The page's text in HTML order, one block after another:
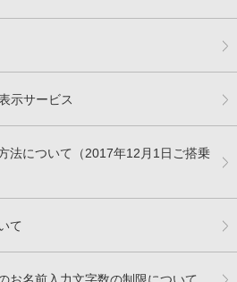
示サービス
法について（2017年12月1日ご搭乗
て